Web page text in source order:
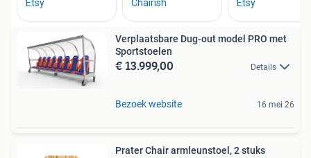
Verplaatsbare Dug-out model PRO met
Sportstoelen
€ 13.999,00 Details
Bezoek website 16 mei 26
Prater Chair armleunstoel, 2 stuks